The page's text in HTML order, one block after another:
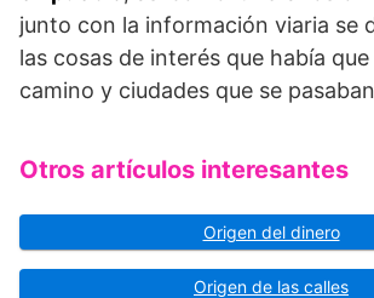
junto con la información viaria se
las cosas de interés que había
camino y ciudades que se
Otros artículos interesantes
Origen del dinero
Origen de las calles